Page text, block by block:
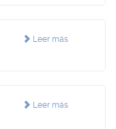
Leer más
Leer más